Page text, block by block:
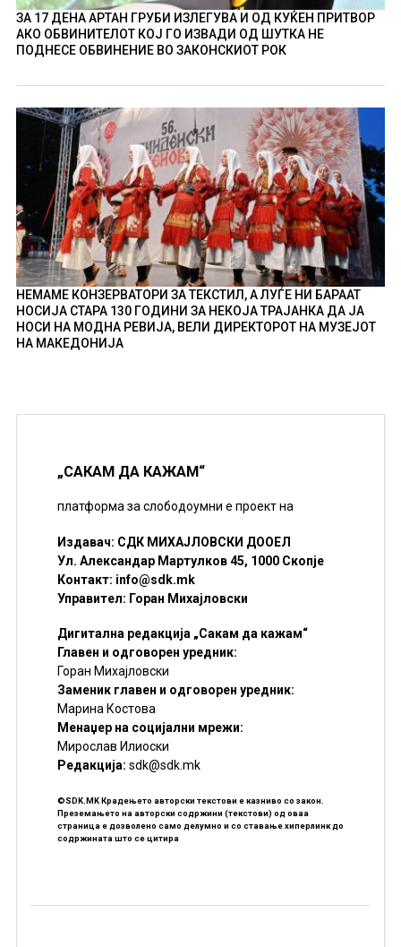
ЗА 17 ДЕНА АРТАН ГРУБИ ИЗЛЕГУВА И ОД КУЌЕН ПРИТВОР
АКО ОБВИНИТЕЛОТ КОЈ ГО ИЗВАДИ ОД ШУТКА НЕ
ПОДНЕСЕ ОБВИНЕНИЕ ВО ЗАКОНСКИОТ РОК
НЕМАМЕ КОНЗЕРВАТОРИ ЗА ТЕКСТИЛ, А ЛУЃЕ НИ БАРААТ
НОСИЈА СТАРА 130 ГОДИНИ ЗА НЕКОЈА ТРАЈАНКА ДА ЈА
НОСИ НА МОДНА РЕВИЈА, ВЕЛИ ДИРЕКТОРОТ НА МУЗЕЈОТ
НА МАКЕДОНИЈА
„САКАМ ДА КАЖАМ“
платформа за слободоумни е проект на
Издавач: СДК МИХАЈЛОВСКИ ДООЕЛ
Ул. Александар Мартулков 45, 1000 Скопје
Контакт: info@sdk.mk
Управител: Горан Михајловски
Дигитална редакција „Сакам да кажам“
Главен и одговорен уредник:
Горан Михајловски
Заменик главен и одговорен уредник:
Марина Костова
Менаџер на социјални мрежи:
Мирослав Илиоски
Редакцијa: sdk@sdk.mk
©SDK.MK Крадењето авторски текстови е казниво со закон.
Преземањето на авторски содржини (текстови) од оваа
страница е дозволено само делумно и со ставање хиперлинк до
содржината што се цитира